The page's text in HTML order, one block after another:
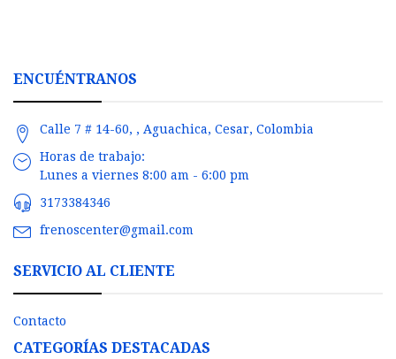
ENCUÉNTRANOS
Calle 7 # 14-60, , Aguachica, Cesar, Colombia
Horas de trabajo:
Lunes a viernes 8:00 am - 6:00 pm
3173384346
frenoscenter@gmail.com
SERVICIO AL CLIENTE
Contacto
CATEGORÍAS DESTACADAS